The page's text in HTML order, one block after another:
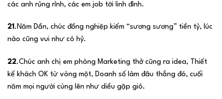
các anh rủng rỉnh, các em job tới linh đình.
21.Năm Dần, chúc đồng nghiệp kiếm “sương sương” tiền tỷ, lúc
nào cũng vui như có hỷ.
22.Chúc anh chị em phòng Marketing thở cũng ra idea, Thiết
kế khách OK từ vòng một, Doanh số làm đâu thắng đó, cuối
năm mọi người cùng lên như diều gặp gió.